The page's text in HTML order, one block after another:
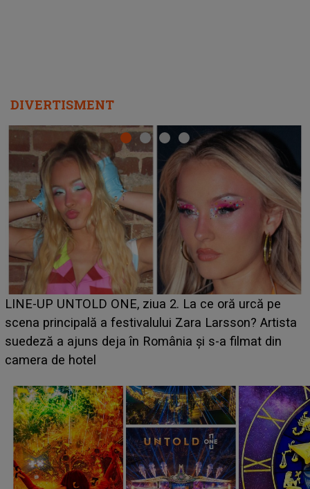
DIVERTISMENT
Ce a dezvăluit noua concurentă din "Casa Iubirii" l-a
luat prin surprindere pe Emanuel. CINE ESTE
BĂIATUL VIZAT de Alexandra?! Aflându-se în fața
faptului împlinit, A RECUNOSCUT IMEDIAT: "Am